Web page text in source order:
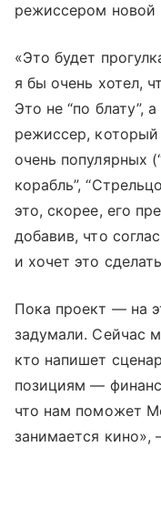
режиссером новой
«Это будет
я бы очень хотел,
Это не “по блату”,
режиссер, который
очень популярных
корабль”,
это, скорее, его
добавив, что
и хочет это
Пока проект — на
задумали. Сейчас
кто напишет
позициям —
что нам поможет
занимается кино»,